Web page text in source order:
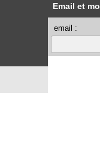
Email et
email :